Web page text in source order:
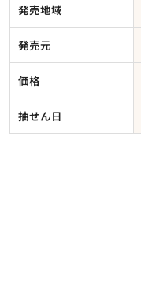
発売地域
発売元
価格
抽せん日